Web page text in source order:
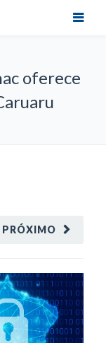
oferece
PRÓXIMO